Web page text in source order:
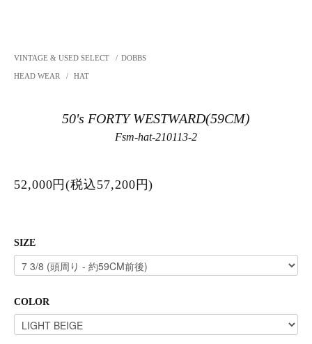
VINTAGE & USED SELECT / DOBBS
HEAD WEAR / HAT
50's FORTY WESTWARD(59CM)
Fsm-hat-210113-2
52,000円(税込57,200円)
SIZE
COLOR